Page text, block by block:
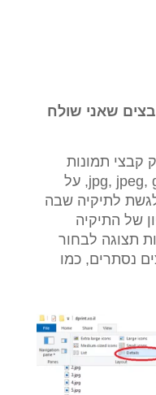
שאני שולח
קבצי תמונות
סטדנרטים: jpg, jpeg, gif, png, tif. heic, על
לתיקיה שבה
של התיקיה
תצוגה לבחור
נסתרים, כמו